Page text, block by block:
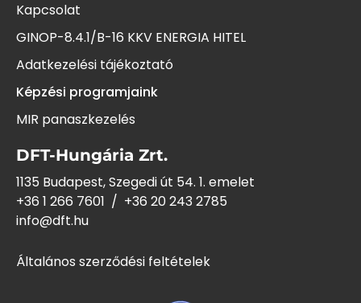
Kapcsolat
GINOP-8.4.1/B-16 KKV ENERGIA HITEL
Adatkezelési tájékoztató
Képzési programjaink
MIR panaszkezelés
DFT-Hungária Zrt.
1135 Budapest, Szegedi út 54. 1. emelet
+36 1 266 7601 / +36 20 243 2785
info@dft.hu
Általános szerződési feltételek